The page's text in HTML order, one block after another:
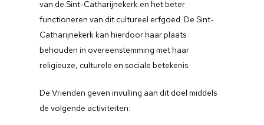
van de Sint-Catharijnekerk en het beter
functioneren van dit cultureel erfgoed. De Sint-
Catharijnekerk kan hierdoor haar plaats
behouden in overeenstemming met haar
religieuze, culturele en sociale betekenis.
De Vrienden geven invulling aan dit doel middels
de volgende activiteiten: